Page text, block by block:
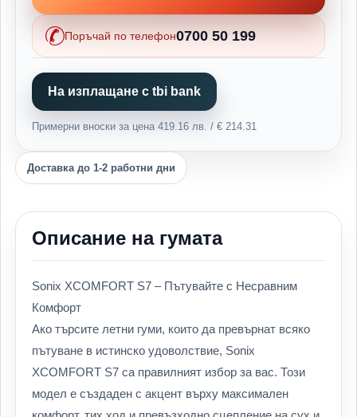
Поръчай по телефон0700 50 199
На изплащане с tbi bank
Примерни вноски за цена 419.16 лв. / € 214.31
Доставка до 1-2 работни дни
Описание на гумата
Sonix XCOMFORT S7 – Пътувайте с Несравним
Комфорт
Ако търсите летни гуми, които да превърнат всяко
пътуване в истинско удоволствие, Sonix
XCOMFORT S7 са правилният избор за вас. Този
модел е създаден с акцент върху максимален